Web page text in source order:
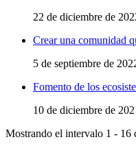
22 de diciembre de
Crear una comunidad
5 de septiembre de
Fomento de los
10 de diciembre de
Mostrando el intervalo 1 - 16